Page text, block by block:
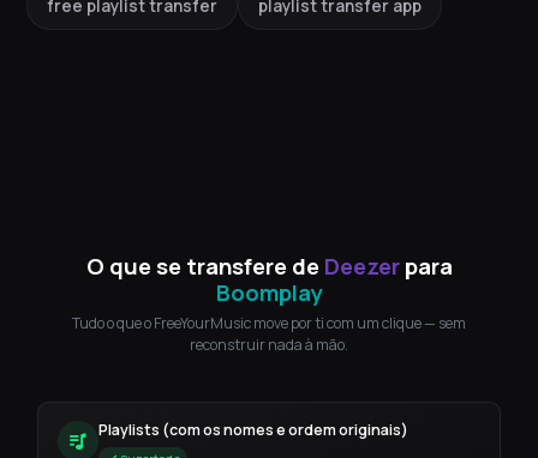
free playlist transfer playlist transfer app
O que se transfere de Deezerpara
Boomplay
Tudo o que o FreeYourMusic move por ti com um clique — sem
reconstruir nada à mão.
Playlists (com os nomes e ordem originais)